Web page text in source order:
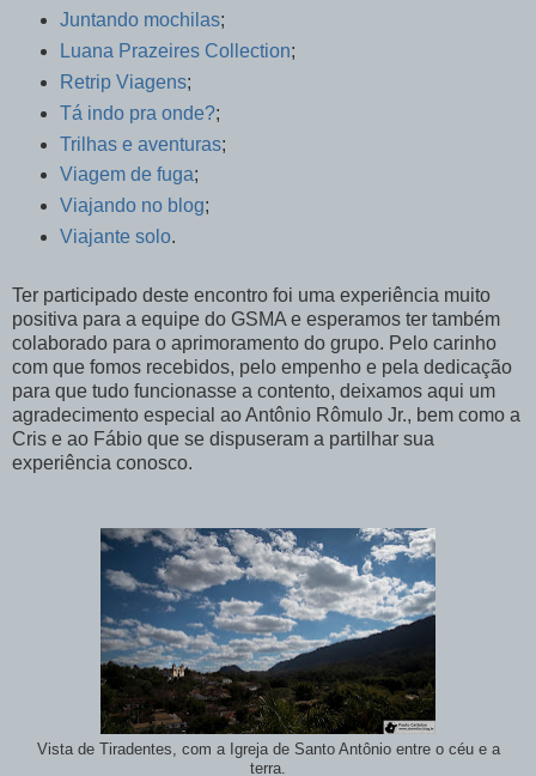
Juntando mochilas;
Luana Prazeires Collection;
Retrip Viagens;
Tá indo pra onde?;
Trilhas e aventuras;
Viagem de fuga;
Viajando no blog;
Viajante solo.
Ter participado deste encontro foi uma experiência muito
positiva para a equipe do GSMA e esperamos ter também
colaborado para o aprimoramento do grupo. Pelo carinho
com que fomos recebidos, pelo empenho e pela dedicação
para que tudo funcionasse a contento, deixamos aqui um
agradecimento especial ao Antônio Rômulo Jr., bem como a
Cris e ao Fábio que se dispuseram a partilhar sua
experiência conosco.
Vista de Tiradentes, com a Igreja de Santo Antônio entre o céu e a
terra.